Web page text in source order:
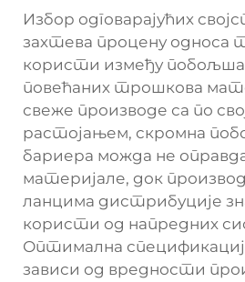
Избор одговарајућих
захтева процену односа
користи између
повећаних трошкова
свеже производе са по
растојањем, скромна
бариера можда не
материјале, док
ланцима дистрибуције
користи од напредних
Оптимална
зависи од вредности